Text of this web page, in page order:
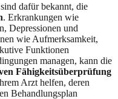
dafür bekannt, die
. Erkrankungen wie
Depressionen und
wie Aufmerksamkeit,
Funktionen
managen, kann die
Fähigkeitsüberprüfung
Arzt helfen, deren
Behandlungsplan